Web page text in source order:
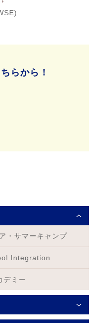
らから！
・サマーキャンプ
Integration
デミー